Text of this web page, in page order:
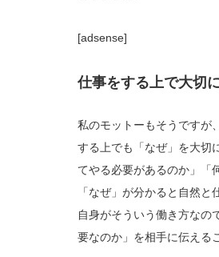
[adsense]
仕事をする上で大切
私のモットーもそうですが
する上でも「なぜ」を大切
てやる必要があるのか」「
「なぜ」が分かると自然
自身がそういう働き方なの
要なのか」を相手に伝える